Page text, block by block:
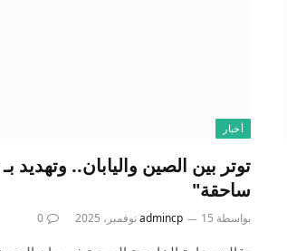
أخبار
توتر بين الصين واليابان.. وتهديد
ساحقة"
بواسطة admincp 15 نوفمبر، 2025 0